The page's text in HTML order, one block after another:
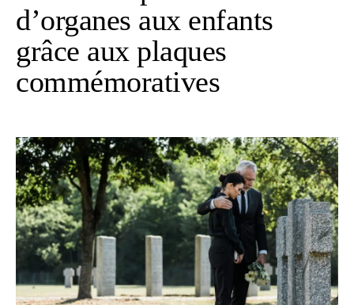
d’organes aux enfants
grâce aux plaques
commémoratives